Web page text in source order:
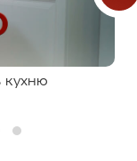
кухню